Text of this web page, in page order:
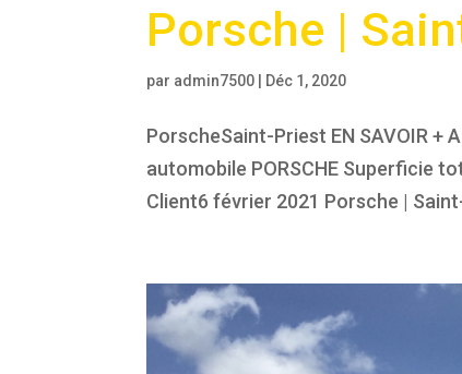
Porsche |
par admin7500 Déc 1, 2020
PorscheSaint-Priest EN SAVOIR +
automobile PORSCHE Superficie
Client6 février 2021 Porsche |